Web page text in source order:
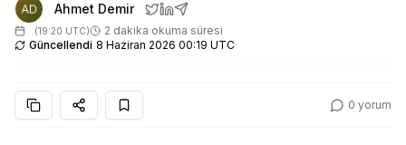
Ahmet Demir
(19:20 UTC)
2 dakika okuma süresi
Güncellendi 8 Haziran 2026 00:19 UTC
0 yorum